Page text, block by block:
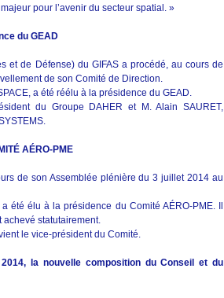
pour l’avenir du secteur spatial. »
du GEAD
et de Défense) du GIFAS a procédé, au cours de
de son Comité de Direction.
a été réélu à la présidence du GEAD.
du Groupe DAHER et M. Alain SAURET,
AÉRO-PME
de son Assemblée plénière du 3 juillet 2014 au
été élu à la présidence du Comité AÉRO-PME. Il
achevé statutairement.
le vice-président du Comité.
la nouvelle composition du Conseil et du